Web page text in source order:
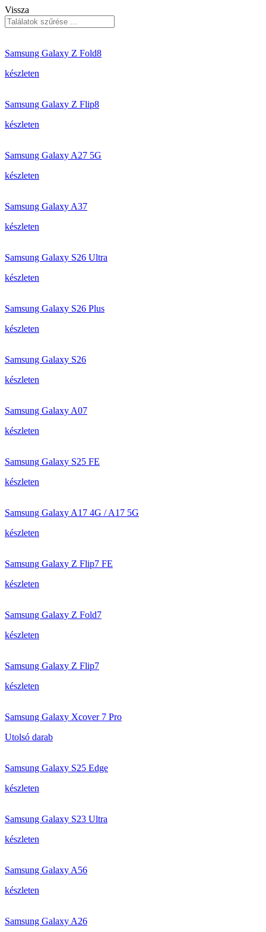
Vissza
Samsung Galaxy Z Fold8
készleten
Samsung Galaxy Z Flip8
készleten
Samsung Galaxy A27 5G
készleten
Samsung Galaxy A37
készleten
Samsung Galaxy S26 Ultra
készleten
Samsung Galaxy S26 Plus
készleten
Samsung Galaxy S26
készleten
Samsung Galaxy A07
készleten
Samsung Galaxy S25 FE
készleten
Samsung Galaxy A17 4G / A17 5G
készleten
Samsung Galaxy Z Flip7 FE
készleten
Samsung Galaxy Z Fold7
készleten
Samsung Galaxy Z Flip7
készleten
Samsung Galaxy Xcover 7 Pro
Utolsó darab
Samsung Galaxy S25 Edge
készleten
Samsung Galaxy S23 Ultra
készleten
Samsung Galaxy A56
készleten
Samsung Galaxy A26